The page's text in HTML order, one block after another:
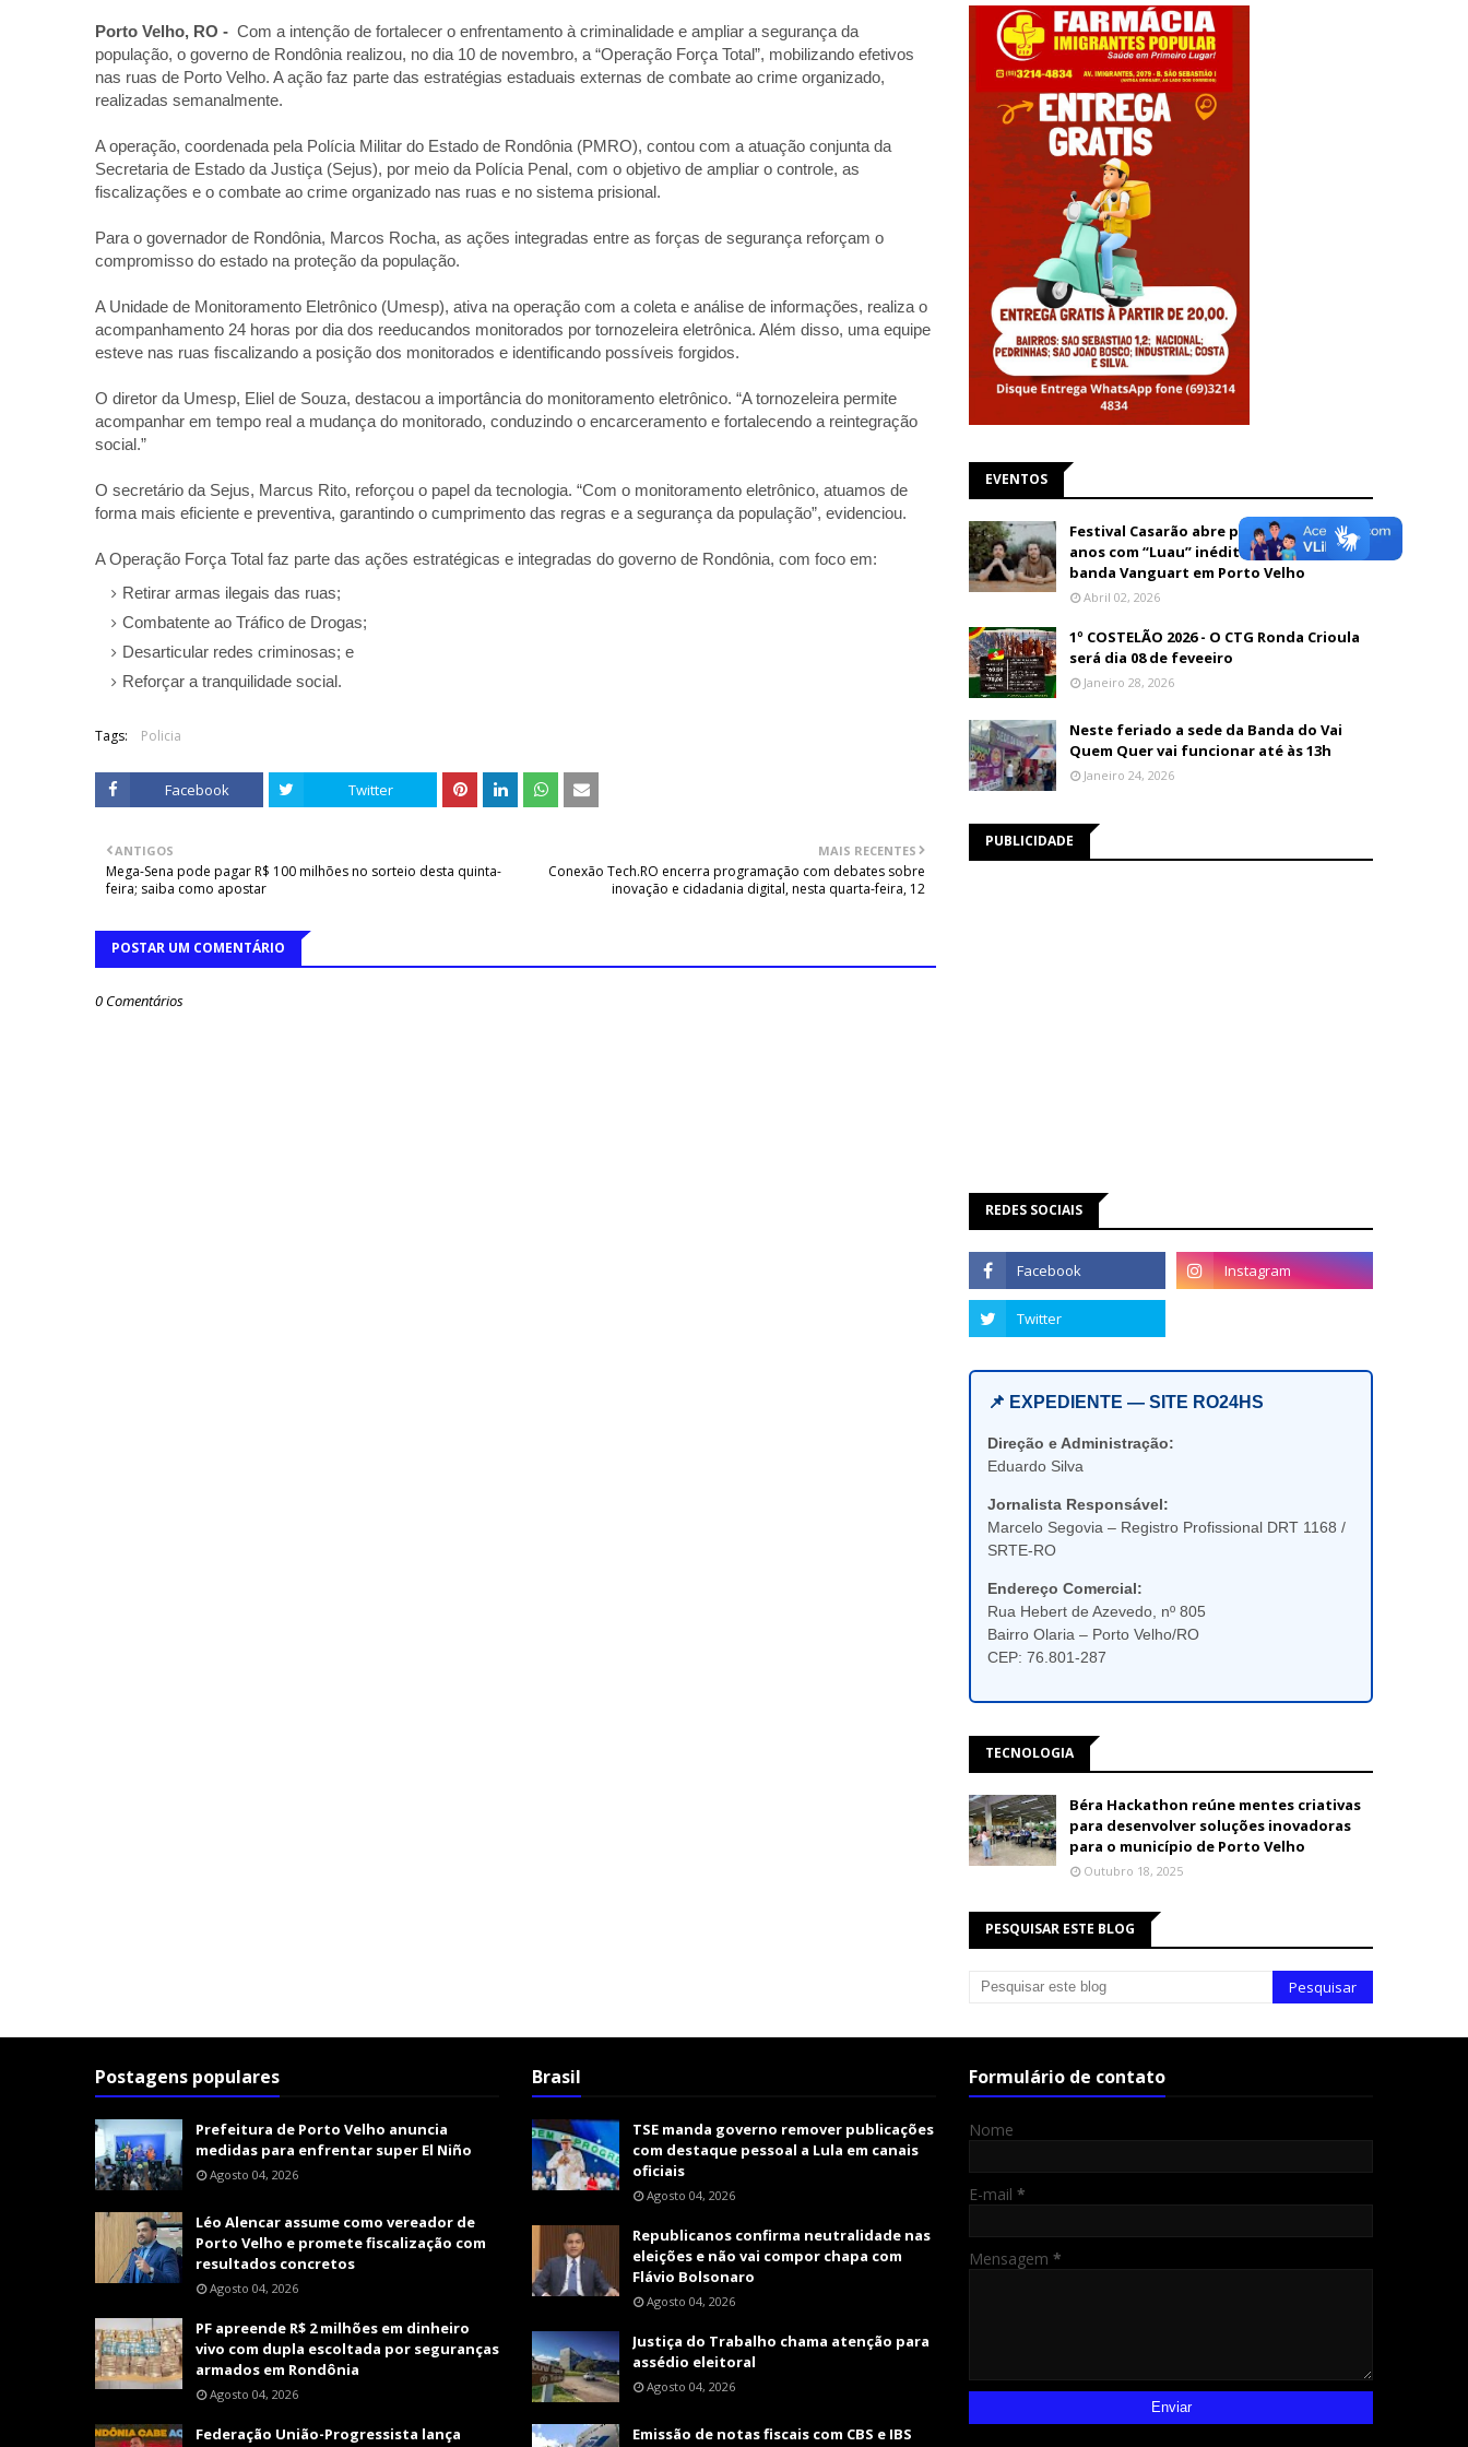
Porto Velho, RO - Com a intenção de fortalecer o enfrentamento à criminalidade e ampliar a segurança da
população, o governo de Rondônia realizou, no dia 10 de novembro, a “Operação Força Total”, mobilizando efetivos
nas ruas de Porto Velho. A ação faz parte das estratégias estaduais externas de combate ao crime organizado,
realizadas semanalmente.
A operação, coordenada pela Polícia Militar do Estado de Rondônia (PMRO), contou com a atuação conjunta da
Secretaria de Estado da Justiça (Sejus), por meio da Polícia Penal, com o objetivo de ampliar o controle, as
fiscalizações e o combate ao crime organizado nas ruas e no sistema prisional.
Para o governador de Rondônia, Marcos Rocha, as ações integradas entre as forças de segurança reforçam o
compromisso do estado na proteção da população.
A Unidade de Monitoramento Eletrônico (Umesp), ativa na operação com a coleta e análise de informações, realiza o
acompanhamento 24 horas por dia dos reeducandos monitorados por tornozeleira eletrônica. Além disso, uma equipe
esteve nas ruas fiscalizando a posição dos monitorados e identificando possíveis forgidos.
O diretor da Umesp, Eliel de Souza, destacou a importância do monitoramento eletrônico. “A tornozeleira permite
acompanhar em tempo real a mudança do monitorado, conduzindo o encarceramento e fortalecendo a reintegração
social.”
O secretário da Sejus, Marcus Rito, reforçou o papel da tecnologia. “Com o monitoramento eletrônico, atuamos de
forma mais eficiente e preventiva, garantindo o cumprimento das regras e a segurança da população”, evidenciou.
A Operação Força Total faz parte das ações estratégicas e integradas do governo de Rondônia, com foco em:
Retirar armas ilegais das ruas;
Combatente ao Tráfico de Drogas;
Desarticular redes criminosas; e
Reforçar a tranquilidade social.
Tags: Policia
Facebook Twitter
MAIS RECENTES
Conexão Tech.RO encerra programação com debates sobre
inovação e cidadania digital, nesta quarta-feira, 12
ANTIGOS
Mega-Sena pode pagar R$ 100 milhões no sorteio desta quinta-
feira; saiba como apostar
POSTAR UM COMENTÁRIO
0 Comentários
EVENTOS
Festival Casarão abre programação de 26
anos com “Luau” inédito e show da
banda Vanguart em Porto Velho
Abril 02, 2026
1º COSTELÃO 2026 - O CTG Ronda Crioula
será dia 08 de feveeiro
Janeiro 28, 2026
Neste feriado a sede da Banda do Vai
Quem Quer vai funcionar até às 13h
Janeiro 24, 2026
PUBLICIDADE
REDES SOCIAIS
📌 EXPEDIENTE — SITE RO24HS
Direção e Administração:
Eduardo Silva
Jornalista Responsável:
Marcelo Segovia – Registro Profissional DRT 1168 /
SRTE-RO
Endereço Comercial:
Rua Hebert de Azevedo, nº 805
Bairro Olaria – Porto Velho/RO
CEP: 76.801-287
TECNOLOGIA
Béra Hackathon reúne mentes criativas
para desenvolver soluções inovadoras
para o município de Porto Velho
Outubro 18, 2025
PESQUISAR ESTE BLOG
Postagens populares
Prefeitura de Porto Velho anuncia
medidas para enfrentar super El Niño
Agosto 04, 2026
Léo Alencar assume como vereador de
Porto Velho e promete fiscalização com
resultados concretos
Agosto 04, 2026
PF apreende R$ 2 milhões em dinheiro
vivo com dupla escoltada por seguranças
armados em Rondônia
Agosto 04, 2026
Federação União-Progressista lança
Brasil
TSE manda governo remover publicações
com destaque pessoal a Lula em canais
oficiais
Agosto 04, 2026
Republicanos confirma neutralidade nas
eleições e não vai compor chapa com
Flávio Bolsonaro
Agosto 04, 2026
Justiça do Trabalho chama atenção para
assédio eleitoral
Agosto 04, 2026
Emissão de notas fiscais com CBS e IBS
Formulário de contato
Nome
E-mail *
Mensagem *